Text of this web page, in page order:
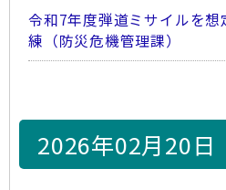
令和7年度弾道ミサイルを
練（防災危機管理課）
2026年02月20日